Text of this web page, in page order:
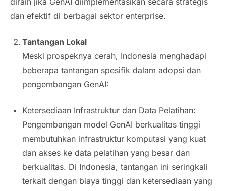
dan efektif di berbagai sektor enterprise.
Tantangan Lokal
Meski prospeknya cerah, Indonesia menghadapi
beberapa tantangan spesifik dalam adopsi dan
pengembangan GenAI:
Ketersediaan Infrastruktur dan Data Pelatihan:
Pengembangan model GenAI berkualitas tinggi
membutuhkan infrastruktur komputasi yang kuat
dan akses ke data pelatihan yang besar dan
berkualitas. Di Indonesia, tantangan ini seringkali
terkait dengan biaya tinggi dan ketersediaan yang